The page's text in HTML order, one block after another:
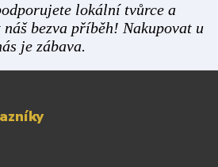
lokální tvůrce a
náš bezva příběh! Nakupovat u
je zábava.